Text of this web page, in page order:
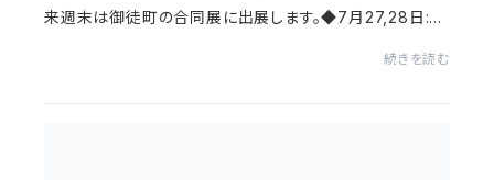
来週末は御徒町の合同展に出展します。◆7月27,28日:御
徒町合同展開催日時7/27（土） 10-18時7/28（日）10-16
続きを読む